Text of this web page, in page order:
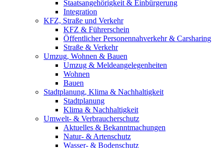
Staatsangehörigkeit & Einbürgerung
Integration
KFZ, Straße und Verkehr
KFZ & Führerschein
Öffentlicher Personennahverkehr & Carsharing
Straße & Verkehr
Umzug, Wohnen & Bauen
Umzug & Meldeangelegenheiten
Wohnen
Bauen
Stadtplanung, Klima & Nachhaltigkeit
Stadtplanung
Klima & Nachhaltigkeit
Umwelt- & Verbraucherschutz
Aktuelles & Bekanntmachungen
Natur- & Artenschutz
Wasser- & Bodenschutz